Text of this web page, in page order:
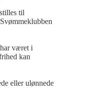
til
været i
kan
eller ulønnede